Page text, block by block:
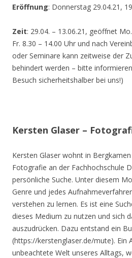
Eröffnung: Donnerstag 29.04.21,
Zeit: 29.04. – 13.06.21, geöffnet
Fr. 8.30 – 14.00 Uhr und nach
oder Seminare kann zeitweise der
behindert werden – bitte
Besuch sicherheitshalber bei uns!)
Kersten Glaser –
Kersten Glaser wohnt in
Fotografie an der Fachhochschule
persönliche Suche. Unter diesem
Genre und jedes
verstehen zu lernen. Es ist eine
dieses Medium zu nutzen und sich
auszudrücken. Dazu entstand ein
(https://kerstenglaser.de/mute). Ein
unbeachtete Welt unseres Alltags,